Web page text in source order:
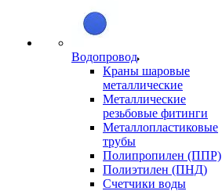
Водопровод
Краны шаровые
металлические
Металлические
резьбовые фитинги
Металлопластиковые
трубы
Полипропилен (ППР)
Полиэтилен (ПНД)
Счетчики воды